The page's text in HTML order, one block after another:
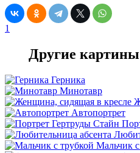
1
Другие
Герника
Минотавр
Автопортрет
Мальчик